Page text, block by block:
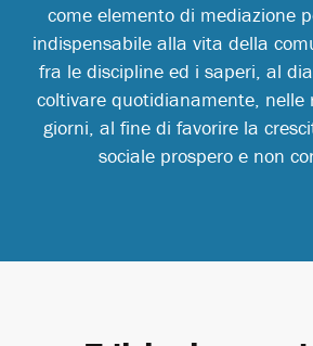
come elemento di mediazione
indispensabile alla vita della
fra le discipline ed i saperi, al
coltivare quotidianamente,
giorni, al fine di favorire la
sociale prospero e non